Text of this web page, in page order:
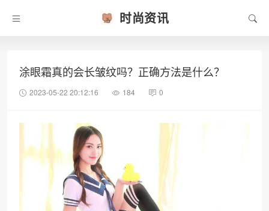
时尚资讯
涂眼霜真的会长皱纹吗？正确方法是什么？
2023-05-22 20:12:16 184 0